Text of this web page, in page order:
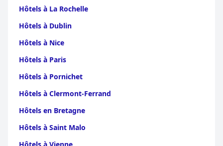
Hôtels à La Rochelle
Hôtels à Dublin
Hôtels à Nice
Hôtels à Paris
Hôtels à Pornichet
Hôtels à Clermont-Ferrand
Hôtels en Bretagne
Hôtels à Saint Malo